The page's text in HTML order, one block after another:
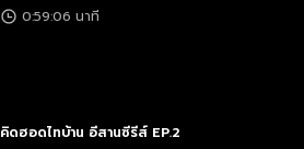
0:59:06 นาที
คิดฮอดไทบ้าน อีสานซีรีส์ EP.2